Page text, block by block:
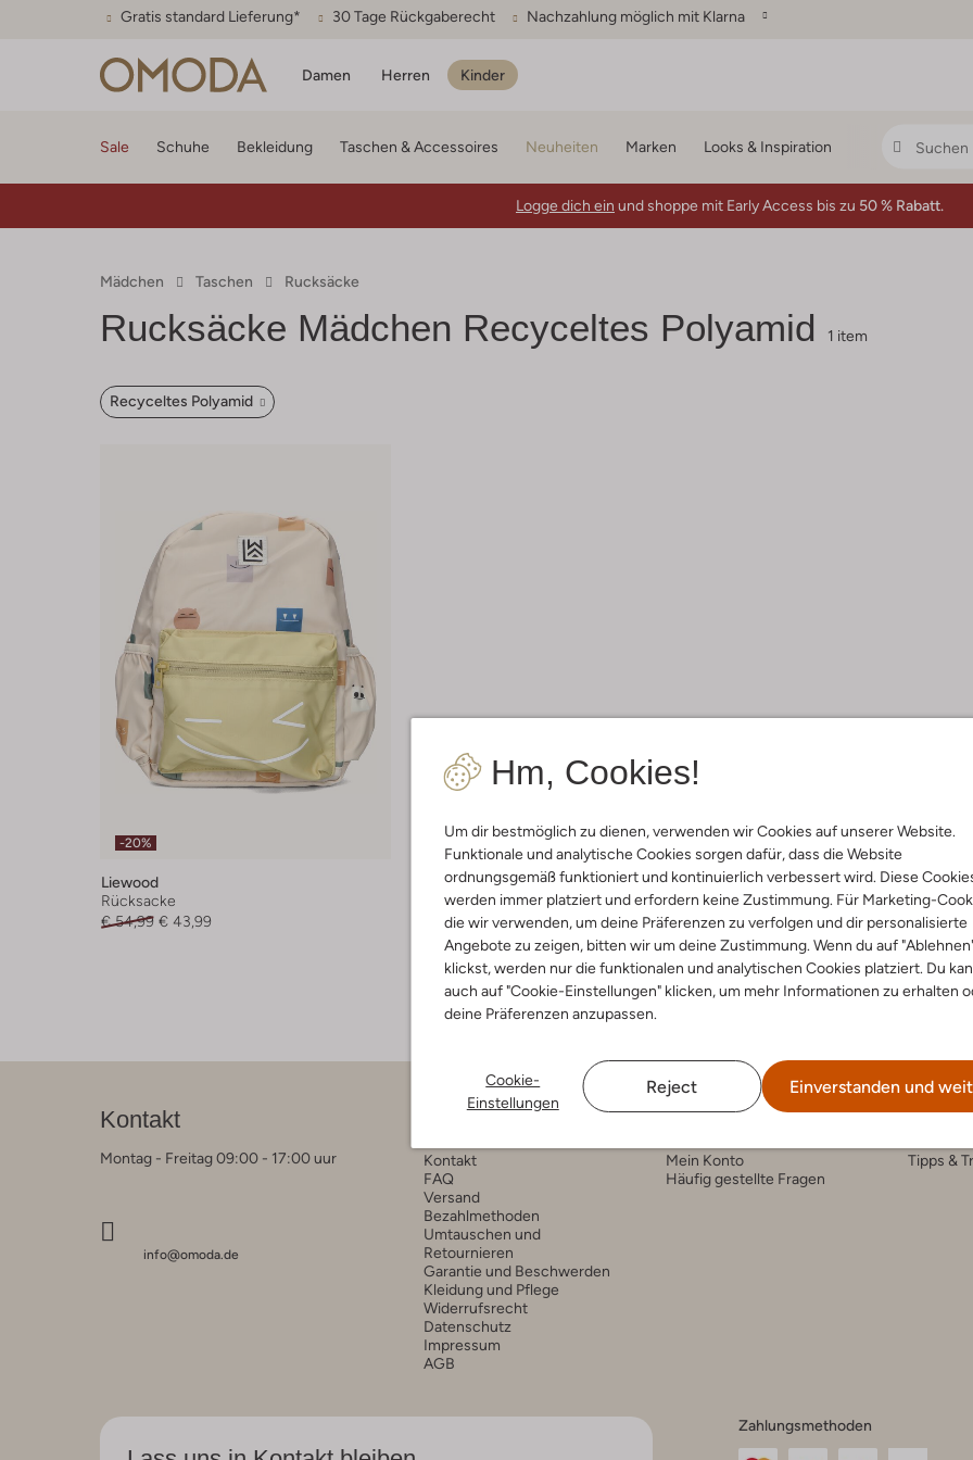
Gratis standard Lieferung* 30 Tage Rückgaberecht Nachzahlung möglich mit Klarna
Damen Herren Kinder
Hm, Cookies!
Um dir bestmöglich zu dienen, verwenden wir Cookies auf unserer Website.
Funktionale und analytische Cookies sorgen dafür, dass die Website
ordnungsgemäß funktioniert und kontinuierlich verbessert wird. Diese
werden immer platziert und erfordern keine Zustimmung. Für Marketing-
die wir verwenden, um deine Präferenzen zu verfolgen und dir personalisierte
Angebote zu zeigen, bitten wir um deine Zustimmung. Wenn du auf
klickst, werden nur die funktionalen und analytischen Cookies platziert. Du
auch auf "Cookie-Einstellungen" klicken, um mehr Informationen zu erhalten
deine Präferenzen anzupassen.
Cookie-
Einstellungen
Reject Einverstanden und
Sale Schuhe Bekleidung Taschen & Accessoires Neuheiten Marken Looks & Inspiration
Logge dich ein und shoppe mit Early Access bis zu 50 % Rabatt.
Mädchen Taschen Rucksäcke
Rucksäcke Mädchen Recyceltes Polyamid 1 item
Recyceltes Polyamid
-20%
Liewood
Rücksacke
€ 54,99 € 43,99
Kontakt
Montag - Freitag 09:00 - 17:00 uur
info@omoda.de
Kundenservice
Kontakt
FAQ
Versand
Bezahlmethoden
Umtauschen und
Retournieren
Garantie und Beschwerden
Kleidung und Pflege
Widerrufsrecht
Datenschutz
Impressum
AGB
Account
Mein Konto
Häufig gestellte Fragen
Tipps &
Zahlungsmethoden